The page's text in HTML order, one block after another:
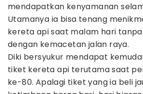
mendapatkan kenyamanan
Utamanya ia bisa tenang
kereta api saat malam hari
dengan kemacetan jalan raya.
Diki bersyukur mendapat
tiket kereta api terutama saat
ke-80. Apalagi tiket yang ia beli